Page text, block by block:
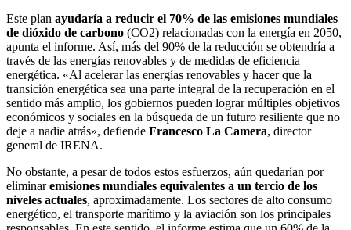
Este plan ayudaría a reducir el 70% de las emisiones mundiales
de dióxido de carbono (CO2) relacionadas con la energía en 2050,
apunta el informe. Así, más del 90% de la reducción se obtendría a
través de las energías renovables y de medidas de eficiencia
energética. «Al acelerar las energías renovables y hacer que la
transición energética sea una parte integral de la recuperación en el
sentido más amplio, los gobiernos pueden lograr múltiples objetivos
económicos y sociales en la búsqueda de un futuro resiliente que no
deje a nadie atrás», defiende Francesco La Camera, director
general de IRENA.
No obstante, a pesar de todos estos esfuerzos, aún quedarían por
eliminaremisiones mundiales equivalentes a un tercio de los
niveles actuales, aproximadamente. Los sectores de alto consumo
energético, el transporte marítimo y la aviación son los principales